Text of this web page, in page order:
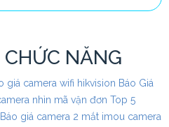
NĂNG
giá camera wifi hikvision Báo Giá
nhìn mã vận đơn Top 5
Báo giá camera 2 mắt imou camera